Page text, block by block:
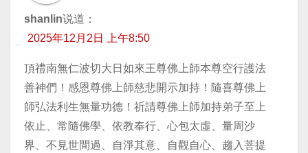
shanlin说道：
2025年12月2日 上午8:50
頂禮南無仁波切大日如來王尊佛上師本尊空行護法
善神們！感恩尊佛上師慈悲開示加持！隨喜尊佛上
師弘法利生無量功德！祈請尊佛上師加持弟子至上
依止、常隨佛學、依教奉行、心包太虛、量周沙
界、不見世間過、自淨其意、自觀自心、趨入菩提